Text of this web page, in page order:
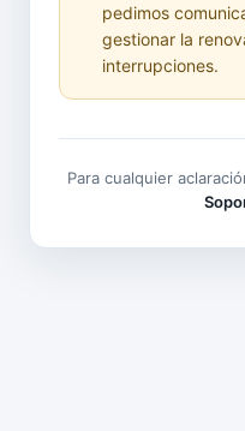
pedimos
gestionar la
interrupciones.
Para cualquier